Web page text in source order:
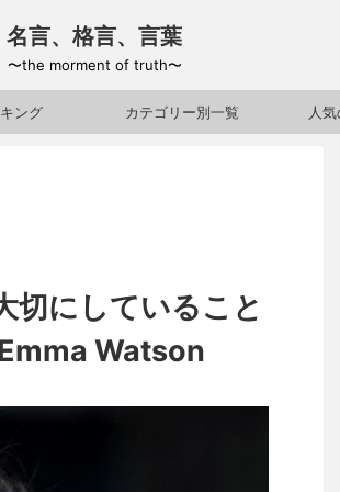
名言、格言、言葉
〜the morment of truth〜
ング カテゴリー別一覧 人
切にしていること
Watson